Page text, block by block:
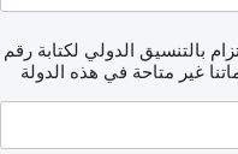
بالتنسيق الدولي لكتابة رقم
غير متاحة في هذه الدولة